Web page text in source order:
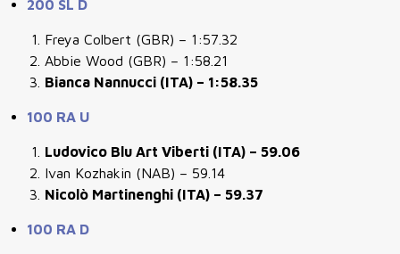
200 SL D
Freya Colbert (GBR) – 1:57.32
Abbie Wood (GBR) – 1:58.21
Bianca Nannucci (ITA) – 1:58.35
100 RA U
Ludovico Blu Art Viberti (ITA) – 59.06
Ivan Kozhakin (NAB) – 59.14
Nicolò Martinenghi (ITA) – 59.37
100 RA D